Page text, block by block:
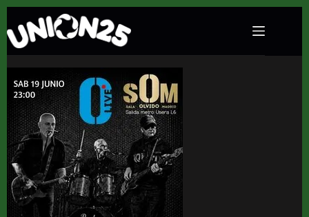
Concierto de Asanto en Sala Olvido (Madrid) ·
19 de junio, 2026